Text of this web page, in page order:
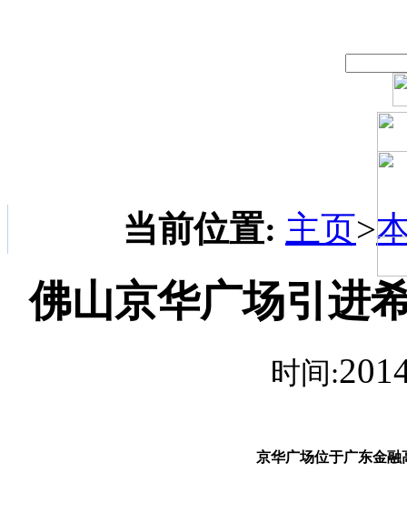
当前位置: 主页>
佛山京华广场引进
时间:
京华广场位于广东金